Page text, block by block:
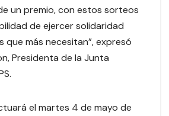
un premio, con estos sorteos
de ejercer solidaridad
que más necesitan”, expresó
Presidenta de la Junta
el martes 4 de mayo de